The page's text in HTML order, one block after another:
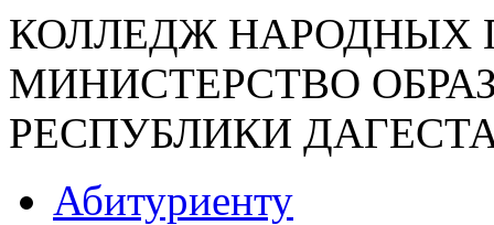
КОЛЛЕДЖ НАРОДНЫХ
МИНИСТЕРСТВО
РЕСПУБЛИКИ
Абитуриенту